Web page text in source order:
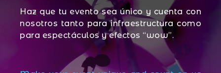
Haz que tu evento sea único y cuenta con
nosotros tanto para infraestructura como
para espectáculos y efectos “wow”.